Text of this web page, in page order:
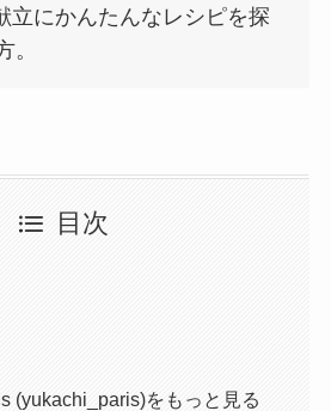
立にかんたんなレシピを探
。
目次
(yukachi_paris)をもっと見る